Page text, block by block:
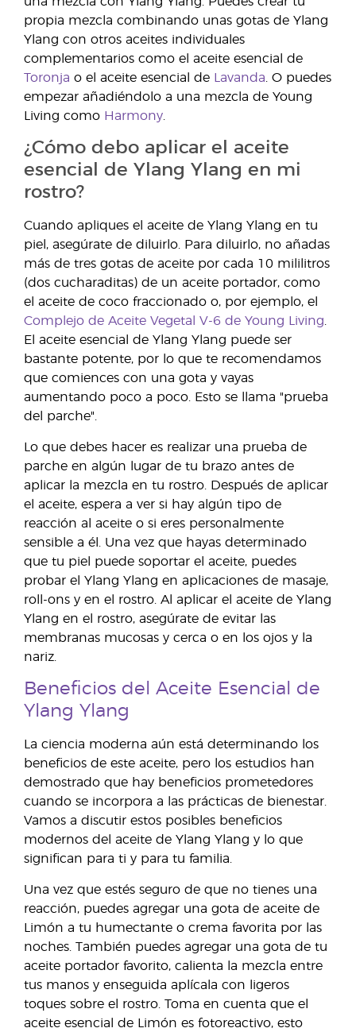
propia mezcla combinando unas gotas de Ylang
Ylang con otros aceites individuales
complementarios como el aceite esencial de
Toronja o el aceite esencial de Lavanda. O puedes
empezar añadiéndolo a una mezcla de Young
Living como Harmony.
¿Cómo debo aplicar el aceite
esencial de Ylang Ylang en mi
rostro?
Cuando apliques el aceite de Ylang Ylang en tu
piel, asegúrate de diluirlo. Para diluirlo, no añadas
más de tres gotas de aceite por cada 10 mililitros
(dos cucharaditas) de un aceite portador, como
el aceite de coco fraccionado o, por ejemplo, el
Complejo de Aceite Vegetal V-6 de Young Living.
El aceite esencial de Ylang Ylang puede ser
bastante potente, por lo que te recomendamos
que comiences con una gota y vayas
aumentando poco a poco. Esto se llama "prueba
del parche".
Lo que debes hacer es realizar una prueba de
parche en algún lugar de tu brazo antes de
aplicar la mezcla en tu rostro. Después de aplicar
el aceite, espera a ver si hay algún tipo de
reacción al aceite o si eres personalmente
sensible a él. Una vez que hayas determinado
que tu piel puede soportar el aceite, puedes
probar el Ylang Ylang en aplicaciones de masaje,
roll-ons y en el rostro. Al aplicar el aceite de Ylang
Ylang en el rostro, asegúrate de evitar las
membranas mucosas y cerca o en los ojos y la
nariz.
Beneficios del Aceite Esencial de
Ylang Ylang
La ciencia moderna aún está determinando los
beneficios de este aceite, pero los estudios han
demostrado que hay beneficios prometedores
cuando se incorpora a las prácticas de bienestar.
Vamos a discutir estos posibles beneficios
modernos del aceite de Ylang Ylang y lo que
significan para ti y para tu familia.
Una vez que estés seguro de que no tienes una
reacción, puedes agregar una gota de aceite de
Limón a tu humectante o crema favorita por las
noches. También puedes agregar una gota de tu
aceite portador favorito, calienta la mezcla entre
tus manos y enseguida aplícala con ligeros
toques sobre el rostro. Toma en cuenta que el
aceite esencial de Limón es fotoreactivo, esto